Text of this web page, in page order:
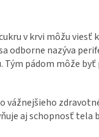
v krvi môžu viesť k
odborne nazýva
pádom môže byť
vážnejšieho
aj schopnosť tela